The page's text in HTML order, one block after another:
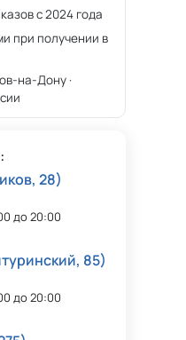
с 2024 года
при получении в
на-Дону ·
28)
до 20:00
85)
до 20:00